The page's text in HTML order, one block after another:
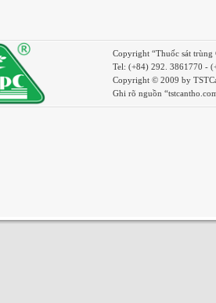
Copyright “Thuốc sát
Tel: (+84) 292. 3861770 -
Copyright © 2009 by
Ghi rõ nguồn